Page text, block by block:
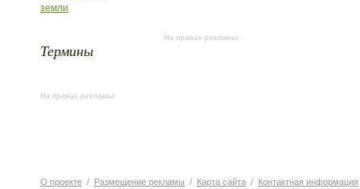
земли
Термины
На правах рекламы:
На правах рекламы:
О проекте / Размещение рекламы / Карта сайта / Контактная информация